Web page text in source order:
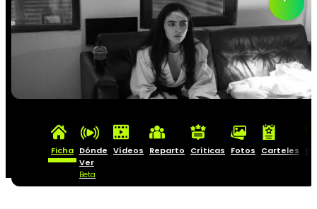
Ficha Dónde
Ver
Beta
Vídeos Reparto Críticas Fotos Carteles